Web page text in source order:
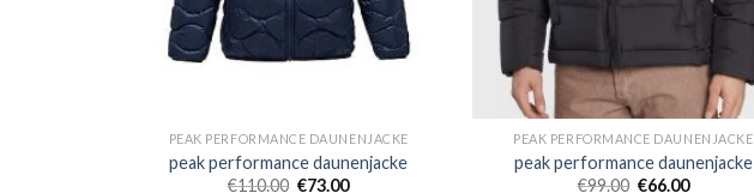
PEAK PERFORMANCE DAUNENJACKE
peak performance daunenjacke
€110.00 €73.00
PEAK PERFORMANCE DAUNENJACKE
peak performance daunenjacke
€99.00 €66.00